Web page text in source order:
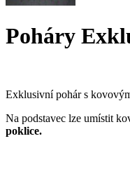
Poháry
Exklusivní pohár s
Na podstavec lze umístit
poklice.